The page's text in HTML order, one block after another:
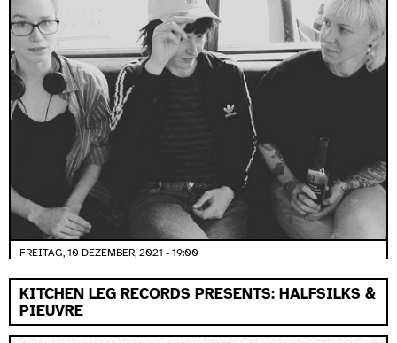
FREITAG, 10 DEZEMBER, 2021 - 19:00
KITCHEN LEG RECORDS PRESENTS: HALFSILKS &
PIEUVRE